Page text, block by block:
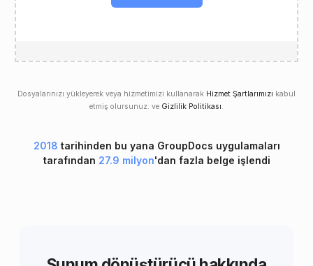
Dosyalarınızı yükleyerek veya hizmetimizi kullanarak Hizmet Şartlarımızı kabul
etmiş olursunuz. ve Gizlilik Politikası.
2018 tarihinden bu yana GroupDocs uygulamaları
tarafından 27.9 milyon'dan fazla belge işlendi